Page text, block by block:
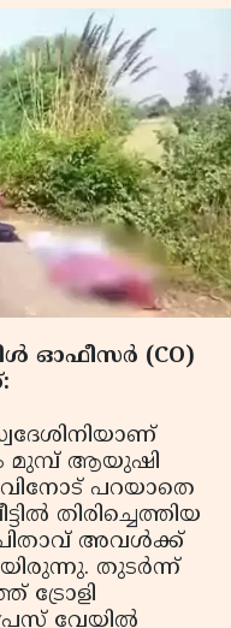
ഓഫീസര്‍ (CO)
മുമ്പ് ആയുഷി
പറയാതെ
തിരിച്ചെത്തിയ
പിതാവ് അവള്‍ക്ക്
തുടര്‍ന്ന്
ട്രോളി
വേയില്‍